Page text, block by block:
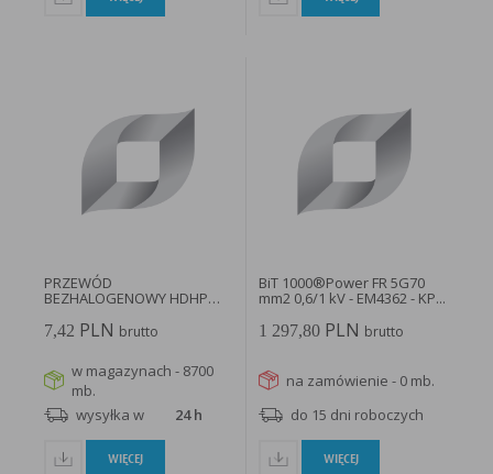
PRZEWÓD
BEZHALOGENOWY HDHP
7,42 PLN brutto
w magazynach - 8700
mb.
wysyłka w
24 h
WIĘCEJ
BiT 1000®Power FR 5G70
mm2 0,6/1 kV - EM4362 - KP...
1 297,80 PLN brutto
na zamówienie - 0 mb.
do 15 dni roboczych
WIĘCEJ